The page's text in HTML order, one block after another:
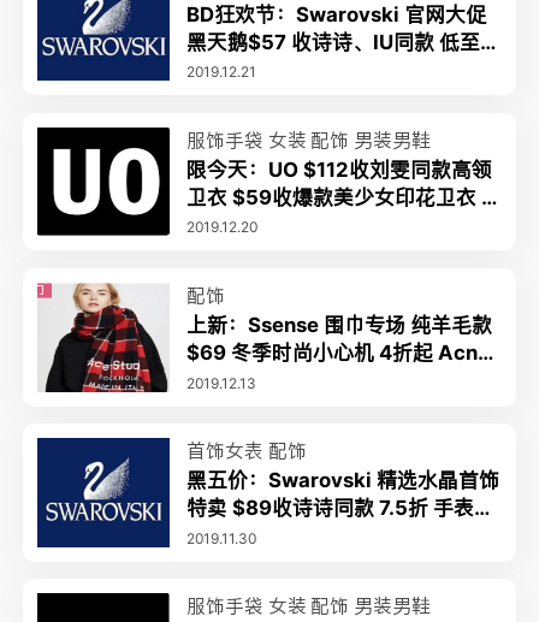
BD狂欢节：Swarovski 官网大促
黑天鹅$57 收诗诗、IU同款 低至6.
5折 蝴蝶结项链$96 年度爆款
2019.12.21
服饰手袋 女装 配饰 男装男鞋
限今天：UO $112收刘雯同款高领
卫衣 $59收爆款美少女印花卫衣 3
折起+额外7.5折 $78收Guidi平替
2019.12.20
配饰
上新：Ssense 围巾专场 纯羊毛款
$69 冬季时尚小心机 4折起 Acne
封面款$211 Logo款补货
2019.12.13
首饰女表 配饰
黑五价：Swarovski 精选水晶首饰
特卖 $89收诗诗同款 7.5折 手表5
折 黑天鹅项链$66
2019.11.30
服饰手袋 女装 配饰 男装男鞋